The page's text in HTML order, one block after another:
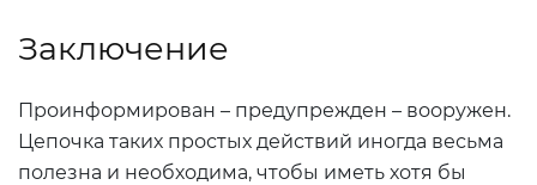
Заключение
Проинформирован – предупрежден – вооружен.
Цепочка таких простых действий иногда весьма
полезна и необходима, чтобы иметь хотя бы